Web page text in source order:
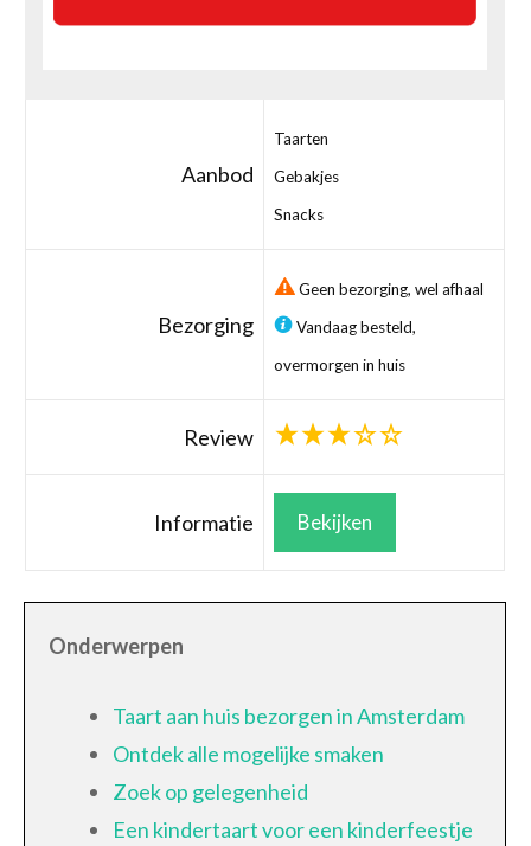
Aanbod
Taarten
Gebakjes
Snacks
Bezorging
Geen bezorging, wel afhaal
Vandaag besteld,
overmorgen in huis
Review
Informatie Bekijken
Onderwerpen
Taart aan huis bezorgen in Amsterdam
Ontdek alle mogelijke smaken
Zoek op gelegenheid
Een kindertaart voor een kinderfeestje